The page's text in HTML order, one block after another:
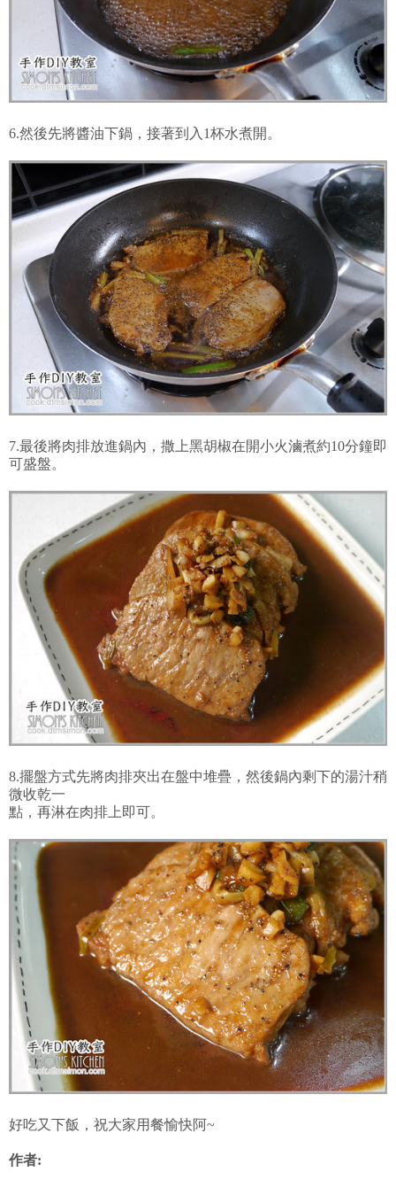
6.然後先將醬油下鍋，接著到入1杯水煮開。
7.最後將肉排放進鍋內，撒上黑胡椒在開小火滷煮約10分鐘即
可盛盤。
8.擺盤方式先將肉排夾出在盤中堆疊，然後鍋內剩下的湯汁稍
微收乾一
點，再淋在肉排上即可。
好吃又下飯，祝大家用餐愉快阿~
作者: